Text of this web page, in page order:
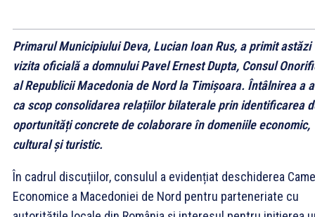
Primarul Municipiului Deva, Lucian Ioan Rus, a primit astăzi
vizita oficială a domnului Pavel Ernest Dupta, Consul
al Republicii Macedonia de Nord la Timișoara. Întâlnirea a
ca scop consolidarea relațiilor bilaterale prin identificarea
oportunități concrete de colaborare în domeniile economic,
cultural și turistic.
În cadrul discuțiilor, consulul a evidențiat deschiderea
Economice a Macedoniei de Nord pentru parteneriate cu